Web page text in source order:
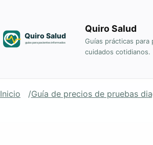
Quiro Salud
Guías prácticas
cuidados cotidianos.
Inicio Guía de precios de pruebas